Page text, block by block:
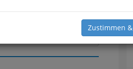
Zustimmen
Meine Nachricht senden